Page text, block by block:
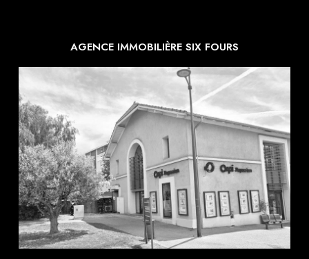
AGENCE IMMOBILIÈRE SIX FOURS